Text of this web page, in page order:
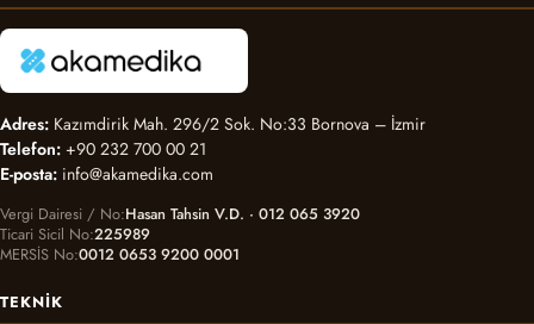
Adres: Kazımdirik Mah. 296/2 Sok. No:33 Bornova – İzmir
Telefon: +90 232 700 00 21
E-posta: info@akamedika.com
Vergi Dairesi / No Hasan Tahsin V.D. · 012 065 3920
Ticari Sicil No 225989
MERSİS No 0012 0653 9200 0001
TEKNIK